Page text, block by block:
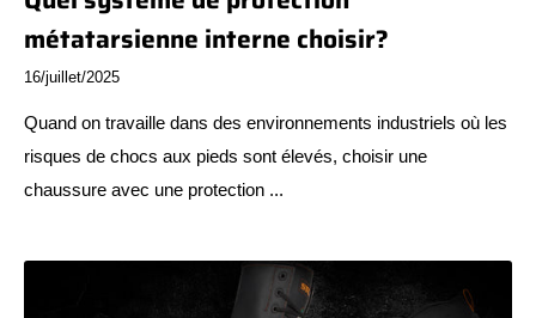
métatarsienne interne choisir?
16/juillet/2025
Quand on travaille dans des environnements industriels où les
risques de chocs aux pieds sont élevés, choisir une
chaussure avec une protection ...